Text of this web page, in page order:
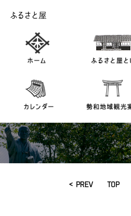
ふるさと屋
< PREV TOP